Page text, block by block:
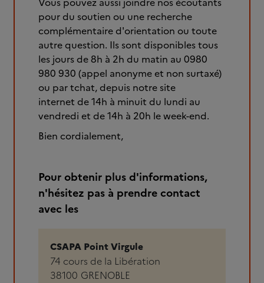
pour du soutien ou une recherche
complémentaire d'orientation ou toute
autre question. Ils sont disponibles tous
les jours de 8h à 2h du matin au 0980
980 930 (appel anonyme et non surtaxé)
ou par tchat, depuis notre site
internet de 14h à minuit du lundi au
vendredi et de 14h à 20h le week-end.
Bien cordialement,
Pour obtenir plus d'informations,
n'hésitez pas à prendre contact
avec les
CSAPA Point Virgule
74 cours de la Libération
38100 GRENOBLE